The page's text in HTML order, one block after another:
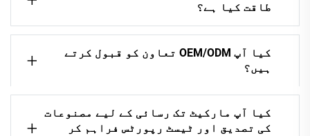
طاقت کیا ہے؟
کیا آپ OEM/ODM تعاون کو قبول کرتے
ہیں؟
کیا آپ مارکیٹ تک رسائی کے لیے مصنوعات
کی تصدیق اور ٹیسٹ رپورٹس فراہم کر